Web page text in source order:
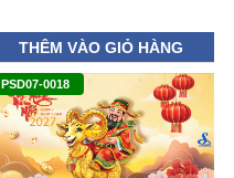
THÊM VÀO GIỎ HÀNG
PSD07-0018